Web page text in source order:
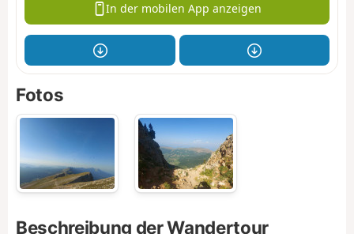
In der mobilen App anzeigen
Fotos
Beschreibung der Wandertour